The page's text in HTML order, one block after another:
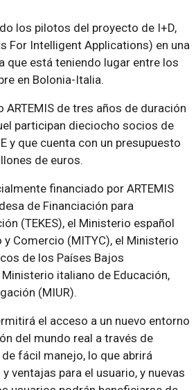
los pilotos del proyecto de I+D,
For Intelligent Applications) en una
que está teniendo lugar entre los
en Bolonia-Italia.
ARTEMIS de tres años de duración
participan dieciocho socios de
y que cuenta con un presupuesto
de euros.
financiado por ARTEMIS
de Financiación para
(TEKES), el Ministerio español
Comercio (MITYC), el Ministerio
de los Países Bajos
italiano de Educación,
(MIUR).
el acceso a un nuevo entorno
del mundo real a través de
fácil manejo, lo que abrirá
ventajas para el usuario, y nuevas